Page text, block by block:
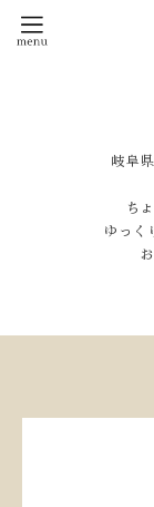
岐阜
ち
ゆっく